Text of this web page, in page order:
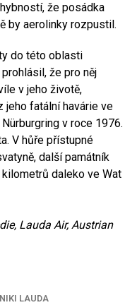
že posádka
by aerolinky rozpustil.
do této oblasti
že pro něj
v jeho životě,
jeho fatální havárie ve
v roce 1976.
V hůře přístupné
další památník
daleko ve Wat
Lauda Air, Austrian
LAUDA